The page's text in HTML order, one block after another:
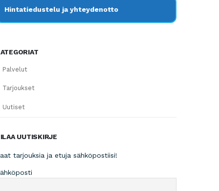
Hintatiedustelu ja yhteydenotto
Palvelut
Tarjoukset
Uutiset
UUTISKIRJE
tarjouksia ja etuja sähköpostiisi!